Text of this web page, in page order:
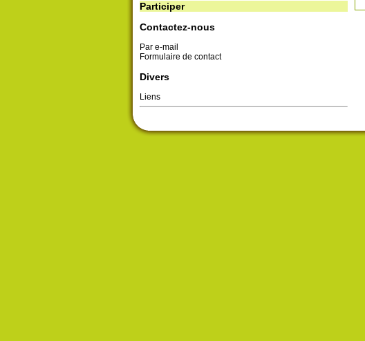
Participer
Contactez-nous
Par e-mail
Formulaire de contact
Divers
Liens